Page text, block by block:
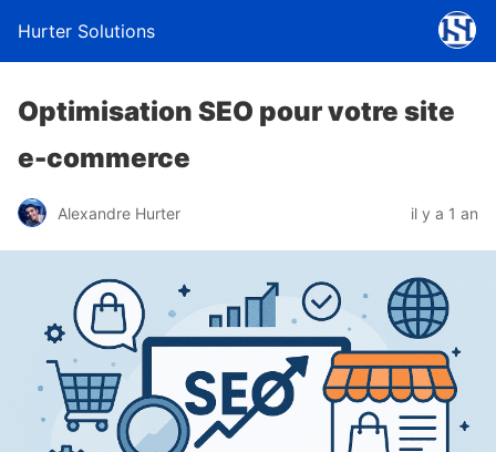
Hurter Solutions
Optimisation SEO pour votre site
e-commerce
Alexandre Hurter il y a 1 an